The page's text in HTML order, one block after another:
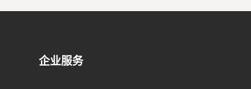
企业服务